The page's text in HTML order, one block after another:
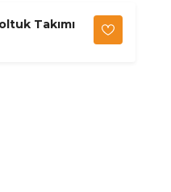
Takımı